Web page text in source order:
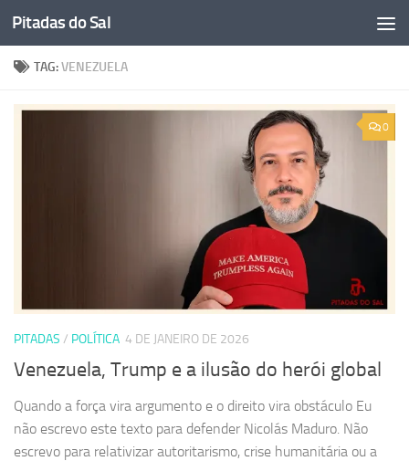
Skip to content
Pitadas do Sal
TAG:VENEZUELA
0
PITADAS / POLÍTICA 4 DE JANEIRO DE 2026
Venezuela, Trump e a ilusão do herói global
Quando a força vira argumento e o direito vira obstáculo Eu
não escrevo este texto para defender Nicolás Maduro. Não
escrevo para relativizar autoritarismo, crise humanitária ou a